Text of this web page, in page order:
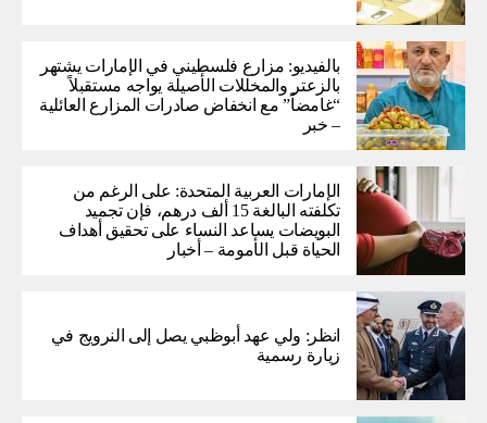
بالفيديو: مزارع فلسطيني في الإمارات يشتهر
بالزعتر والمخللات الأصيلة يواجه مستقبلاً
“غامضاً” ​​مع انخفاض صادرات المزارع العائلية
– خبر
الإمارات العربية المتحدة: على الرغم من
تكلفته البالغة 15 ألف درهم، فإن تجميد
البويضات يساعد النساء على تحقيق أهداف
الحياة قبل الأمومة – أخبار
انظر: ولي عهد أبوظبي يصل إلى النرويج في
زيارة رسمية